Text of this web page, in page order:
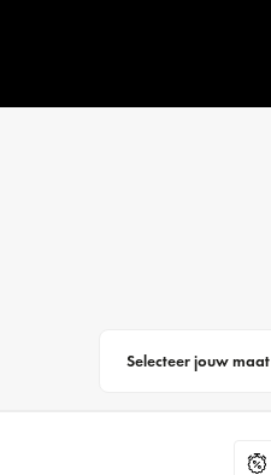
Selecteer jouw maat